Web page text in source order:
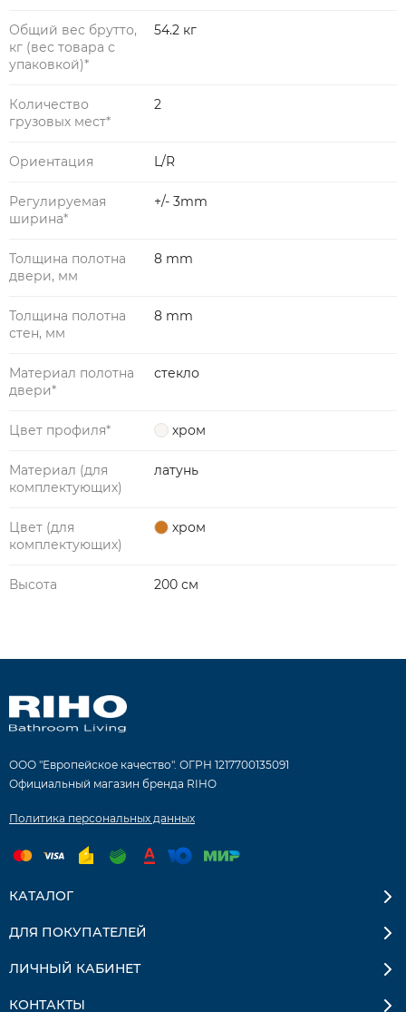
Общий вес брутто,
кг (вес товара с
упаковкой)*
54.2 кг
Количество
грузовых мест*
2
Ориентация L/R
Регулируемая
ширина*
+/- 3mm
Толщина полотна
двери, мм
8 mm
Толщина полотна
стен, мм
8 mm
Материал полотна
двери*
стекло
Цвет профиля* хром
Материал (для
комплектующих)
латунь
Цвет (для
комплектующих)
хром
Высота 200 см
ООО "Европейское качество". ОГРН 1217700135091
Официальный магазин бренда RIHO
Политика персональных данных
КАТАЛОГ
ДЛЯ ПОКУПАТЕЛЕЙ
ЛИЧНЫЙ КАБИНЕТ
КОНТАКТЫ